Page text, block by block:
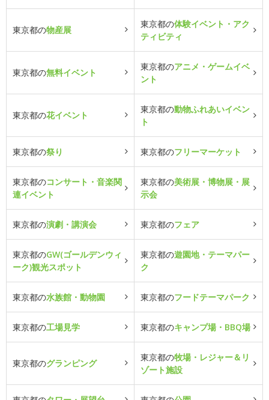
東京都の物産展
東京都の体験イベント・アク
ティビティ
東京都の無料イベント
東京都のアニメ・ゲームイベ
ント
東京都の花イベント
東京都の動物ふれあいイベン
ト
東京都の祭り 東京都のフリーマーケット
東京都のコンサート・音楽関
連イベント
東京都の美術展・博物展・展
示会
東京都の演劇・講演会 東京都のフェア
東京都のGW(ゴールデンウィ
ーク)観光スポット
東京都の遊園地・テーマパー
ク
東京都の水族館・動物園 東京都のフードテーマパーク
東京都の工場見学 東京都のキャンプ場・BBQ場
東京都のグランピング
東京都の牧場・レジャー＆リ
ゾート施設